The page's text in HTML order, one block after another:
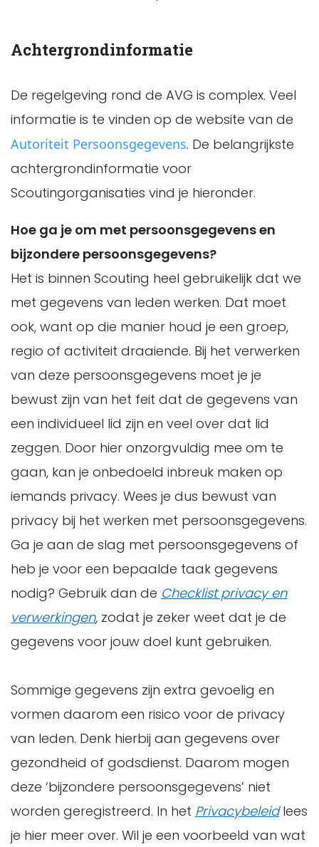
Achtergrondinformatie
De regelgeving rond de AVG is complex. Veel
informatie is te vinden op de website van de
Autoriteit Persoonsgegevens. De belangrijkste
achtergrondinformatie voor
Scoutingorganisaties vind je hieronder.
Hoe ga je om met persoonsgegevens en
bijzondere persoonsgegevens?
Het is binnen Scouting heel gebruikelijk dat we
met gegevens van leden werken. Dat moet
ook, want op die manier houd je een groep,
regio of activiteit draaiende. Bij het verwerken
van deze persoonsgegevens moet je je
bewust zijn van het feit dat de gegevens van
een individueel lid zijn en veel over dat lid
zeggen. Door hier onzorgvuldig mee om te
gaan, kan je onbedoeld inbreuk maken op
iemands privacy. Wees je dus bewust van
privacy bij het werken met persoonsgegevens.
Ga je aan de slag met persoonsgegevens of
heb je voor een bepaalde taak gegevens
nodig? Gebruik dan de Checklist privacy en
verwerkingen, zodat je zeker weet dat je de
gegevens voor jouw doel kunt gebruiken.
Sommige gegevens zijn extra gevoelig en
vormen daarom een risico voor de privacy
van leden. Denk hierbij aan gegevens over
gezondheid of godsdienst. Daarom mogen
deze ‘bijzondere persoonsgegevens’ niet
worden geregistreerd. In het Privacybeleidlees
je hier meer over. Wil je een voorbeeld van wat